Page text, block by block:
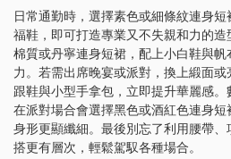
日常通勤時，選擇素色或細條紋連身
福鞋，即可打造專業又不失親和力的
棉質或丹寧連身短裙，配上小白鞋與
力。若需出席晚宴或派對，換上緞面
跟鞋與小型手拿包，立即提升華麗感
在派對場合會選擇黑色或酒紅色連身
身形更顯纖細。最後別忘了利用腰帶
搭更有層次，輕鬆駕馭各種場合。